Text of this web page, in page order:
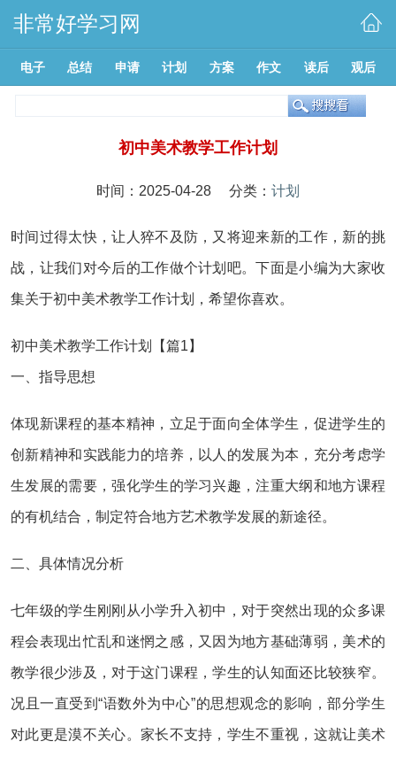
非常好学习网
电子 总结 申请 计划 方案 作文 读后 观后
初中美术教学工作计划
时间：2025-04-28 分类： 计划
时间过得太快，让人猝不及防，又将迎来新的工作，新的挑
战，让我们对今后的工作做个计划吧。下面是小编为大家收
集关于初中美术教学工作计划，希望你喜欢。
初中美术教学工作计划【篇1】
一、指导思想
体现新课程的基本精神，立足于面向全体学生，促进学生的
创新精神和实践能力的培养，以人的发展为本，充分考虑学
生发展的需要，强化学生的学习兴趣，注重大纲和地方课程
的有机结合，制定符合地方艺术教学发展的新途径。
二、具体情况分析
七年级的学生刚刚从小学升入初中，对于突然出现的众多课
程会表现出忙乱和迷惘之感，又因为地方基础薄弱，美术的
教学很少涉及，对于这门课程，学生的认知面还比较狭窄。
况且一直受到“语数外为中心”的思想观念的影响，部分学生
对此更是漠不关心。家长不支持，学生不重视，这就让美术